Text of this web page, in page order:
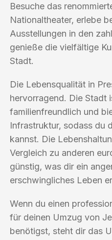
Besuche das
Nationaltheater, erlebe
Ausstellungen in den
genieße die vielfältige
Stadt.
Die Lebensqualität in
hervorragend. Die Stadt
familienfreundlich und
Infrastruktur, sodass du
kannst. Die
Vergleich zu anderen
günstig, was dir ein
erschwingliches Leben
Wenn du einen
für deinen Umzug von
benötigst, steht dir das